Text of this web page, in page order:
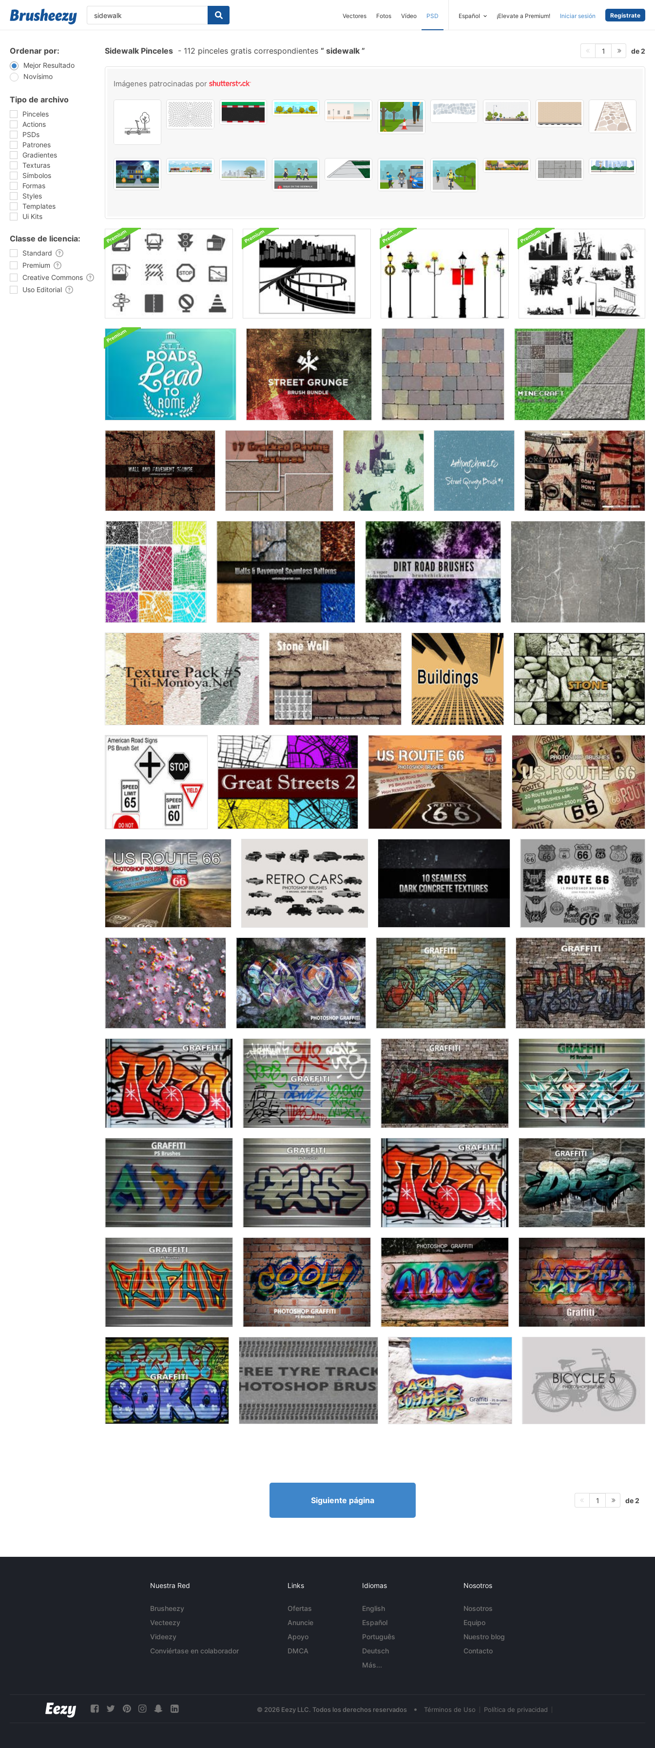
Vectores Fotos Vídeo PSD Español ¡Elevate a Premium! Iniciar sesión Regístrate
Ordenar por:
Mejor Resultado
Novísimo
Tipo de archivo
Pinceles
Actions
PSDs
Patrones
Gradientes
Texturas
Símbolos
Formas
Styles
Templates
Ui Kits
Classe de licencia:
Standard
Premium
Creative Commons
Uso Editorial
Sidewalk Pinceles - 112 pinceles gratis correspondientes sidewalk 1 de 2
Imágenes patrocinadas por
Siguiente página 1 de 2
Nuestra Red
Brusheezy
Vecteezy
Videezy
Conviértase en colaborador
Links
Ofertas
Anuncie
Apoyo
DMCA
Idiomas
English
Español
Português
Deutsch
Más...
Nosotros
Nosotros
Equipo
Nuestro blog
Contacto
© 2026 Eezy LLC. Todos los derechos reservados • Términos de Uso Política de privacidad